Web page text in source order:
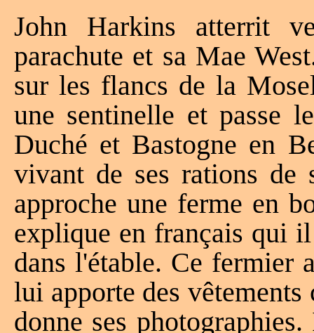
John Harkins atterrit
parachute et sa Mae
sur les flancs de la
une sentinelle et passe
Duché et Bastogne en
vivant de ses rations
approche une ferme en
explique en français qui
dans l'étable. Ce fermier
lui apporte des
donne ses